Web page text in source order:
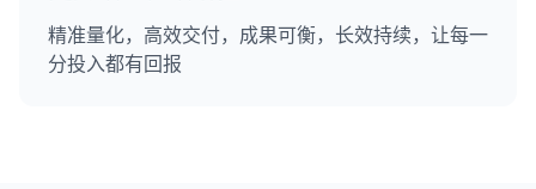
精准量化，高效交付，成果可衡，长效持续，让每一
分投入都有回报